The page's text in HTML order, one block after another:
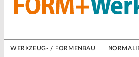
WERKZEUG- / FORMENBAU